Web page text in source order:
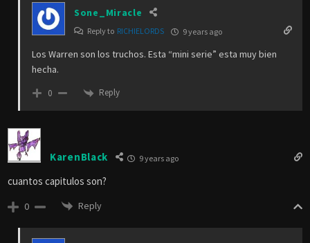
Sone_Miracle
Reply to RICHIELORDS 9 years ago
Los Warren son los truchos. Esta “mini serie” esta muy bien
hecha.
0 Reply
KarenBlack 9 years ago
cuantos capitulos son?
0 Reply